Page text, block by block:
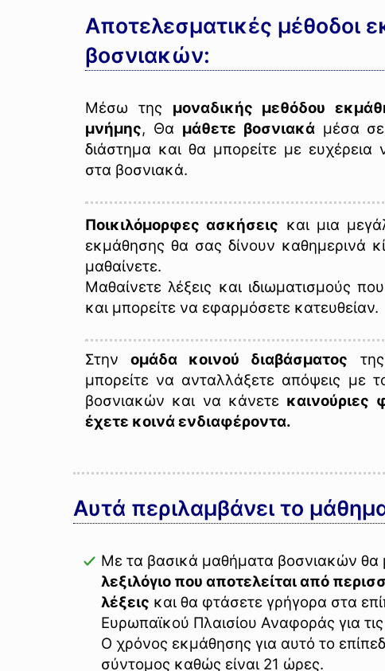
Αποτελεσματικές μέθοδοι
βοσνιακών:
Μέσω της μοναδικής μεθόδου
μνήμης, Θα μάθετε βοσνιακάμέσα σε
διάστημα και θα μπορείτε με
στα βοσνιακά.
Ποικιλόμορφες ασκήσεις και μια
εκμάθησης θα σας δίνουν καθημερινά
μαθαίνετε.
Μαθαίνετε λέξεις και ιδιωματισμούς
και μπορείτε να εφαρμόσετε κατευθείαν.
Στηνομάδα κοινού διαβάσματος
μπορείτε να ανταλλάξετε απόψεις με
βοσνιακών και να κάνετε καινούριες
έχετε κοινά ενδιαφέροντα.
Αυτά περιλαμβάνει το
Με τα βασικά μαθήματα βοσνιακών θα
λεξιλόγιο που αποτελείται από
λέξεις και θα φτάσετε γρήγορα στα
Ευρωπαϊκού Πλαισίου Αναφοράς για
Ο χρόνος εκμάθησης για αυτό το
σύντομος καθώς είναι 21 ώρες.